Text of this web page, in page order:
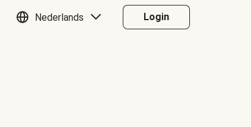
Nederlands Login